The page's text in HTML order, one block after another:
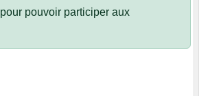
pour pouvoir participer aux